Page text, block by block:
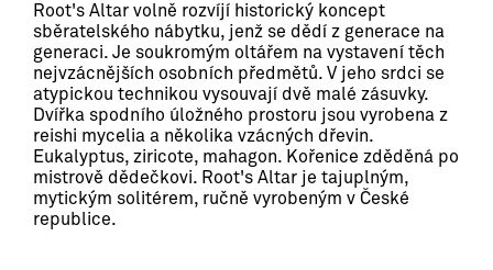
Root's Altar volně rozvíjí historický koncept
sběratelského nábytku, jenž se dědí z generace na
generaci. Je soukromým oltářem na vystavení těch
nejvzácnějších osobních předmětů. V jeho srdci se
atypickou technikou vysouvají dvě malé zásuvky.
Dvířka spodního úložného prostoru jsou vyrobena z
reishi mycelia a několika vzácných dřevin.
Eukalyptus, ziricote, mahagon. Kořenice zděděná po
mistrově dědečkovi. Root's Altar je tajuplným,
mytickým solitérem, ručně vyrobeným v České
republice.